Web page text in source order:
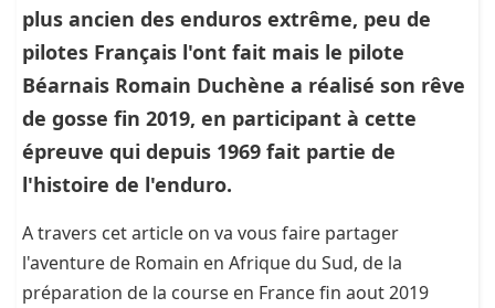
plus ancien des enduros extrême, peu de
pilotes Français l'ont fait mais le pilote
Béarnais Romain Duchène a réalisé son rêve
de gosse fin 2019, en participant à cette
épreuve qui depuis 1969 fait partie de
l'histoire de l'enduro.
A travers cet article on va vous faire partager
l'aventure de Romain en Afrique du Sud, de la
préparation de la course en France fin aout 2019